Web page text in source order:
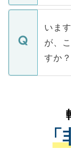
関を公
に、医
みを人
ていま
定を承
の辞退
個人情
で、ご
などで
ご本人
支援を
ている
は、個
管理基
る、プ
いま
が、
すか？
かがい
経験を
させて
ない方